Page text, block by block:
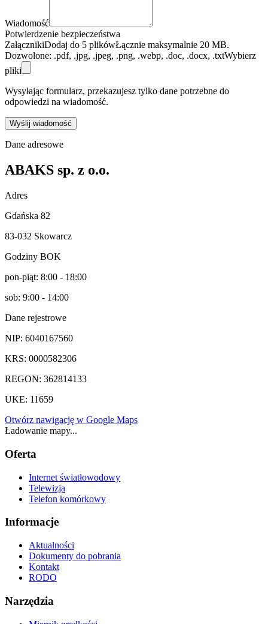
Wiadomość
Potwierdzenie bezpieczeństwa
ZałącznikiDodaj do 5 plikówŁącznie maksymalnie 20 MB.
Dozwolone: .pdf, .jpg, .jpeg, .png, .webp, .doc, .docx, .txtWybierz
pliki
Wysyłając formularz, przekazujesz tylko dane potrzebne do
odpowiedzi na wiadomość.
Wyślij wiadomość
Dane adresowe
ABAKS sp. z o.o.
Adres
Gdańska 82
83-032 Skowarcz
Godziny BOK
pon-piąt: 8:00 - 18:00
sob: 9:00 - 14:00
Dane rejestrowe
NIP: 6⁠0⁠4⁠0⁠1⁠6⁠7⁠5⁠6⁠0
KRS: 0⁠0⁠0⁠0⁠5⁠8⁠2⁠3⁠0⁠6
REGON: 3⁠6⁠2⁠8⁠1⁠4⁠1⁠3⁠3
UKE: 1⁠1⁠6⁠5⁠9
Otwórz nawigację w Google Maps
Ładowanie mapy...
Oferta
Internet światłowodowy
Telewizja
Telefon komórkowy
Informacje
Aktualności
Dokumenty do pobrania
Kontakt
RODO
Narzędzia